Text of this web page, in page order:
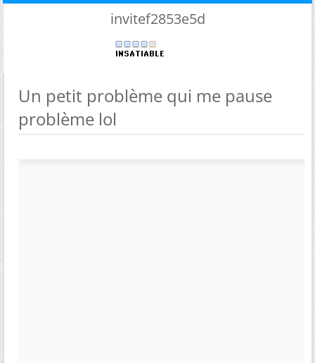
invitef2853e5d
Un petit problème qui me pause
problème lol